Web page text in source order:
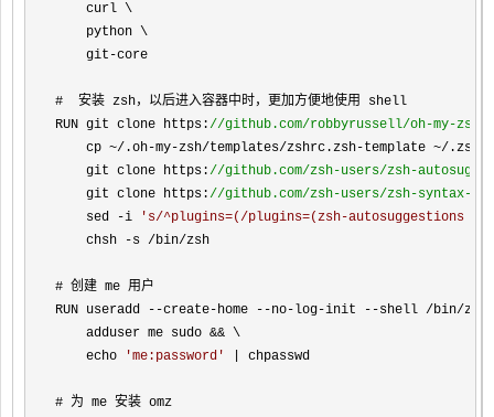
    curl \
    python \
    git
-core
#  安装 zsh，以后进入容器中时，更加方便地使用 shell
RUN git clone https://github.com/robbyrussell/oh-my-
cp ~/.oh-my-zsh/templates/zshrc.zsh-template ~/
    git clone https:
//github.com/zsh-users/zsh-
    git clone https:
//github.com/zsh-users/zsh-syntax-
    sed -i
' s/^plugins=(/plugins=(zsh-autosuggestions
    chsh
-s /bin/zsh
# 创建 me 用户
RUN useradd
--create-home --no-log-init --shell /bin/zsh -
    adduser me sudo
&& \
    echo
'me:password ' chpasswd
# 为 me 安装 omz